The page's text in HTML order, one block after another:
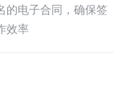
的电子合同，确保签
效率